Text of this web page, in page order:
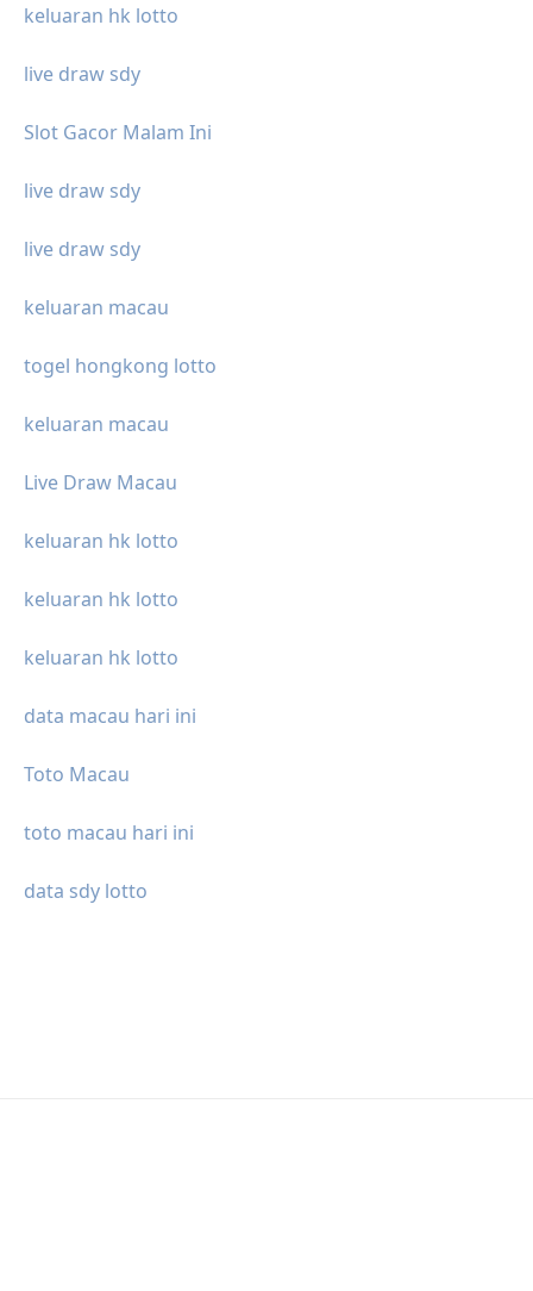
keluaran hk lotto
live draw sdy
Slot Gacor Malam Ini
live draw sdy
live draw sdy
keluaran macau
togel hongkong lotto
keluaran macau
Live Draw Macau
keluaran hk lotto
keluaran hk lotto
keluaran hk lotto
data macau hari ini
Toto Macau
toto macau hari ini
data sdy lotto